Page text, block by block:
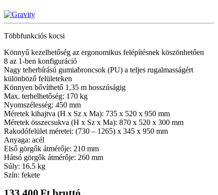
Többfunkciós kocsi
Könnyű kezelhetőség az ergonomikus felépítésnek köszönhetően
8 az 1-ben konfiguráció
Nagy teherbírású gumiabroncsok (PU) a teljes rugalmasságért
különböző felületeken
Könnyen bővíthető 1,35 m hosszúságig
Max. terhelhetőség: 170 kg
Nyomszélesség: 450 mm
Méretek kihajtva (H x Sz x Ma): 735 x 520 x 950 mm
Méretek összecsukva (H x Sz x Ma): 870 x 520 x 300 mm
Rakodófelület méretei: (730 – 1265) x 345 x 950 mm
Anyaga: acél
Első görgők átmérője: 210 mm
Hátsó görgők átmérője: 260 mm
Súly: 16,5 kg
Szín: fekete